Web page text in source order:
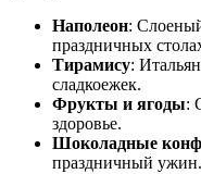
Наполеон:
праздничных
Тирамису:
сладкоежек.
Фрукты и ягоды:
здоровье.
Шоколадные
праздничный ужин.